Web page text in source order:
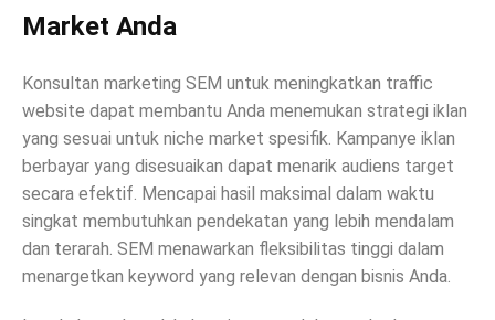
Market Anda
Konsultan marketing SEM untuk meningkatkan traffic
website dapat membantu Anda menemukan strategi iklan
yang sesuai untuk niche market spesifik. Kampanye iklan
berbayar yang disesuaikan dapat menarik audiens target
secara efektif. Mencapai hasil maksimal dalam waktu
singkat membutuhkan pendekatan yang lebih mendalam
dan terarah. SEM menawarkan fleksibilitas tinggi dalam
menargetkan keyword yang relevan dengan bisnis Anda.